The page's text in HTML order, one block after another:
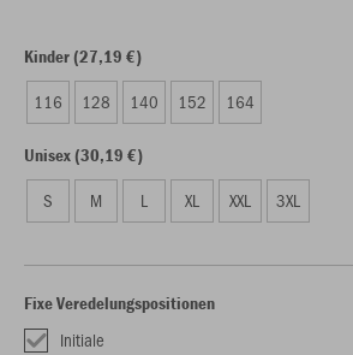
Kinder (27,19 €)
116 128 140 152 164
Unisex (30,19 €)
S M L XL XXL 3XL
Fixe Veredelungspositionen
Initiale